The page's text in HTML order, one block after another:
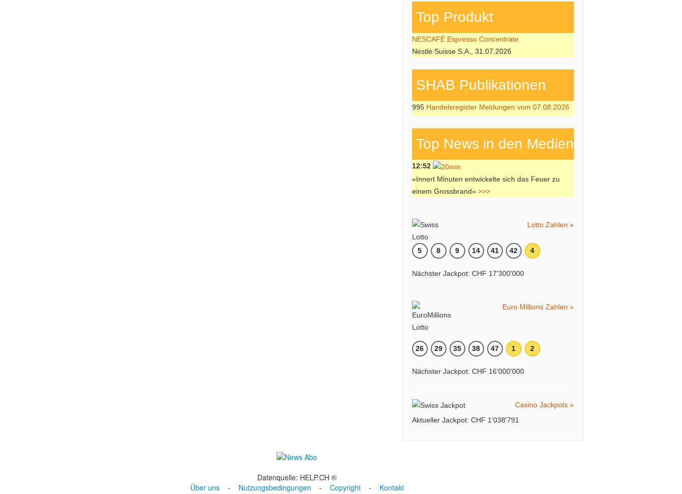
Top Produkt
NESCAFÉ Espresso Concentrate
Nestlé Suisse S.A., 31.07.2026
SHAB Publi­kati­onen
995 Handelsregister Meldungen vom 07.08.2026
Top News in den Medien
12:52
«Innert Minuten entwickelte sich das Feuer zu
einem Grossbrand» >>>
Lotto Zahlen »
5 8 9 14 41 42 4
Nächster Jackpot: CHF 17'300'000
Euro Millions Zahlen »
26 29 35 38 47 1 2
Nächster Jackpot: CHF 16'000'000
Casino Jackpots »
Aktueller Jackpot: CHF 1'038'791
Datenquelle: HELP.CH ®
Über uns- Nutzungsbedingungen - Copyright- Kontakt